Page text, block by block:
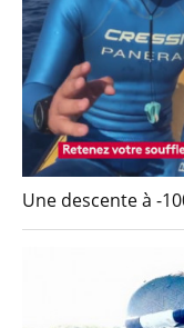
Une descente à -